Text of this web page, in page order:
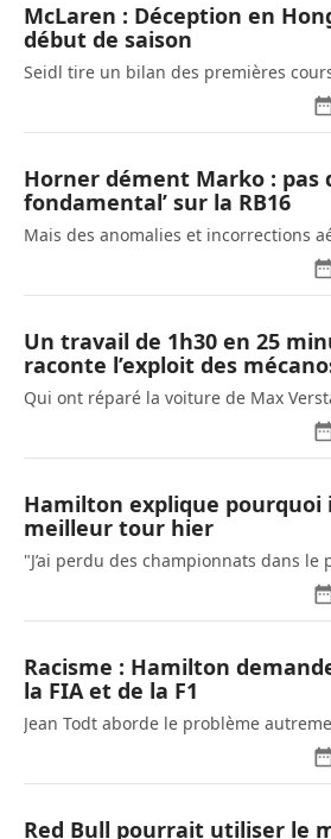
McLaren : Déception en
début de saison
Seidl tire un bilan des premières
Horner dément Marko : pas
fondamental’ sur la RB16
Mais des anomalies et incorrections
Un travail de 1h30 en 25
raconte l’exploit des
Qui ont réparé la voiture de Max
Hamilton explique pourquoi
meilleur tour hier
"J’ai perdu des championnats dans
Racisme : Hamilton
la FIA et de la F1
Jean Todt aborde le problème
Red Bull pourrait utiliser le